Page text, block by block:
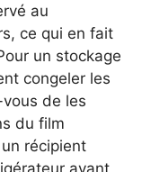
au
ce qui en fait
un stockage
congeler les
de les
du film
récipient
avant